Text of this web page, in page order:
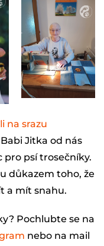
na srazu
Jitka od nás
pro psí trosečníky.
důkazem toho, že
a mít snahu.
Pochlubte se na
nebo na mail